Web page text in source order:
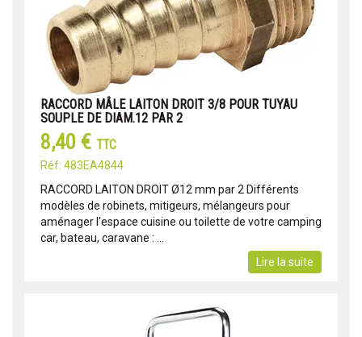
RACCORD MÂLE LAITON DROIT 3/8 POUR TUYAU
SOUPLE DE DIAM.12 PAR 2
8,40 € TTC
Réf: 483EA4844
RACCORD LAITON DROIT Ø12 mm par 2 Différents
modèles de robinets, mitigeurs, mélangeurs pour
aménager l'espace cuisine ou toilette de votre camping
car, bateau, caravane : ...
Lire la suite